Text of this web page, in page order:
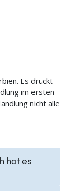
Es drückt
im ersten
nicht alle
hat es